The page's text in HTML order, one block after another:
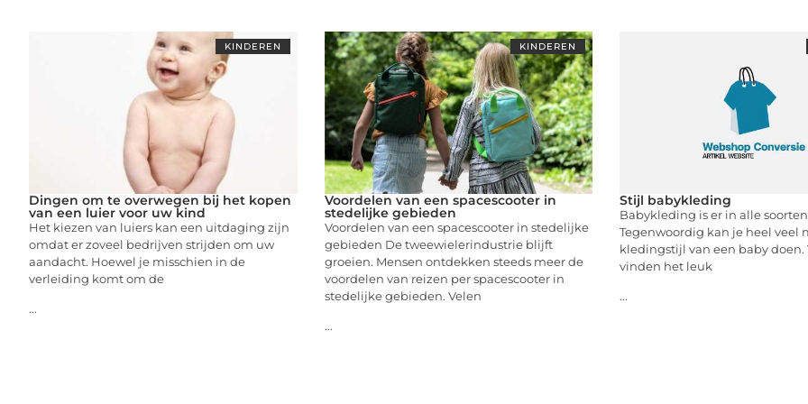
KINDEREN
Dingen om te overwegen bij het kopen
van een luier voor uw kind
Het kiezen van luiers kan een uitdaging zijn
omdat er zoveel bedrijven strijden om uw
aandacht. Hoewel je misschien in de
verleiding komt om de
...
KINDEREN
Voordelen van een spacescooter in
stedelijke gebieden
Voordelen van een spacescooter in stedelijke
gebieden De tweewielerindustrie blijft
groeien. Mensen ontdekken steeds meer de
voordelen van reizen per spacescooter in
stedelijke gebieden. Velen
...
Stijl babykleding
Babykleding is er in alle
Tegenwoordig kan je heel veel
kledingstijl van een baby doen.
vinden het leuk
...